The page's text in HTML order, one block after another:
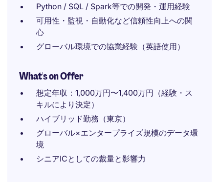
Python / SQL / Spark等での開発・運用経験
可用性・監視・自動化など信頼性向上への関
心
グローバル環境での協業経験（英語使用）
What's on Offer
想定年収：1,000万円〜1,400万円（経験・ス
キルにより決定）
ハイブリッド勤務（東京）
グローバル×エンタープライズ規模のデータ環
境
シニアICとしての裁量と影響力